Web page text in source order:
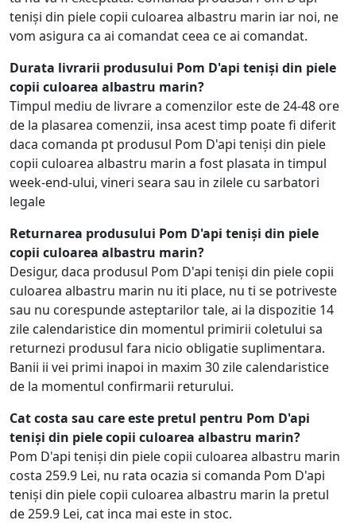
teniși din piele copii culoarea albastru marin iar noi, ne
vom asigura ca ai comandat ceea ce ai comandat.
Durata livrarii produsului Pom D'api teniși din piele
copii culoarea albastru marin?
Timpul mediu de livrare a comenzilor este de 24-48 ore
de la plasarea comenzii, insa acest timp poate fi diferit
daca comanda pt produsul Pom D'api teniși din piele
copii culoarea albastru marin a fost plasata in timpul
week-end-ului, vineri seara sau in zilele cu sarbatori
legale
Returnarea produsului Pom D'api teniși din piele
copii culoarea albastru marin?
Desigur, daca produsul Pom D'api teniși din piele copii
culoarea albastru marin nu iti place, nu ti se potriveste
sau nu corespunde asteptarilor tale, ai la dispozitie 14
zile calendaristice din momentul primirii coletului sa
returnezi produsul fara nicio obligatie suplimentara.
Banii ii vei primi inapoi in maxim 30 zile calendaristice
de la momentul confirmarii returului.
Cat costa sau care este pretul pentru Pom D'api
teniși din piele copii culoarea albastru marin?
Pom D'api teniși din piele copii culoarea albastru marin
costa 259.9 Lei, nu rata ocazia si comanda Pom D'api
teniși din piele copii culoarea albastru marin la pretul
de 259.9 Lei, cat inca mai este in stoc.